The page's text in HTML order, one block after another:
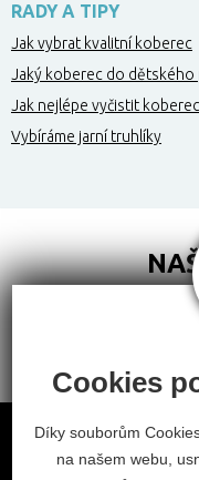
RADY A TIPY
Jak vybrat kvalitní koberec
Jaký koberec do dětského
Jak nejlépe vyčistit koberec
Vybíráme jarní truhlíky
Cookies
Díky souborům
na našem webu,